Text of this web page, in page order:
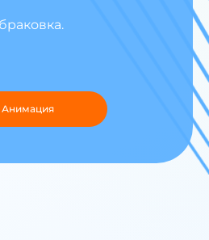
Анимация